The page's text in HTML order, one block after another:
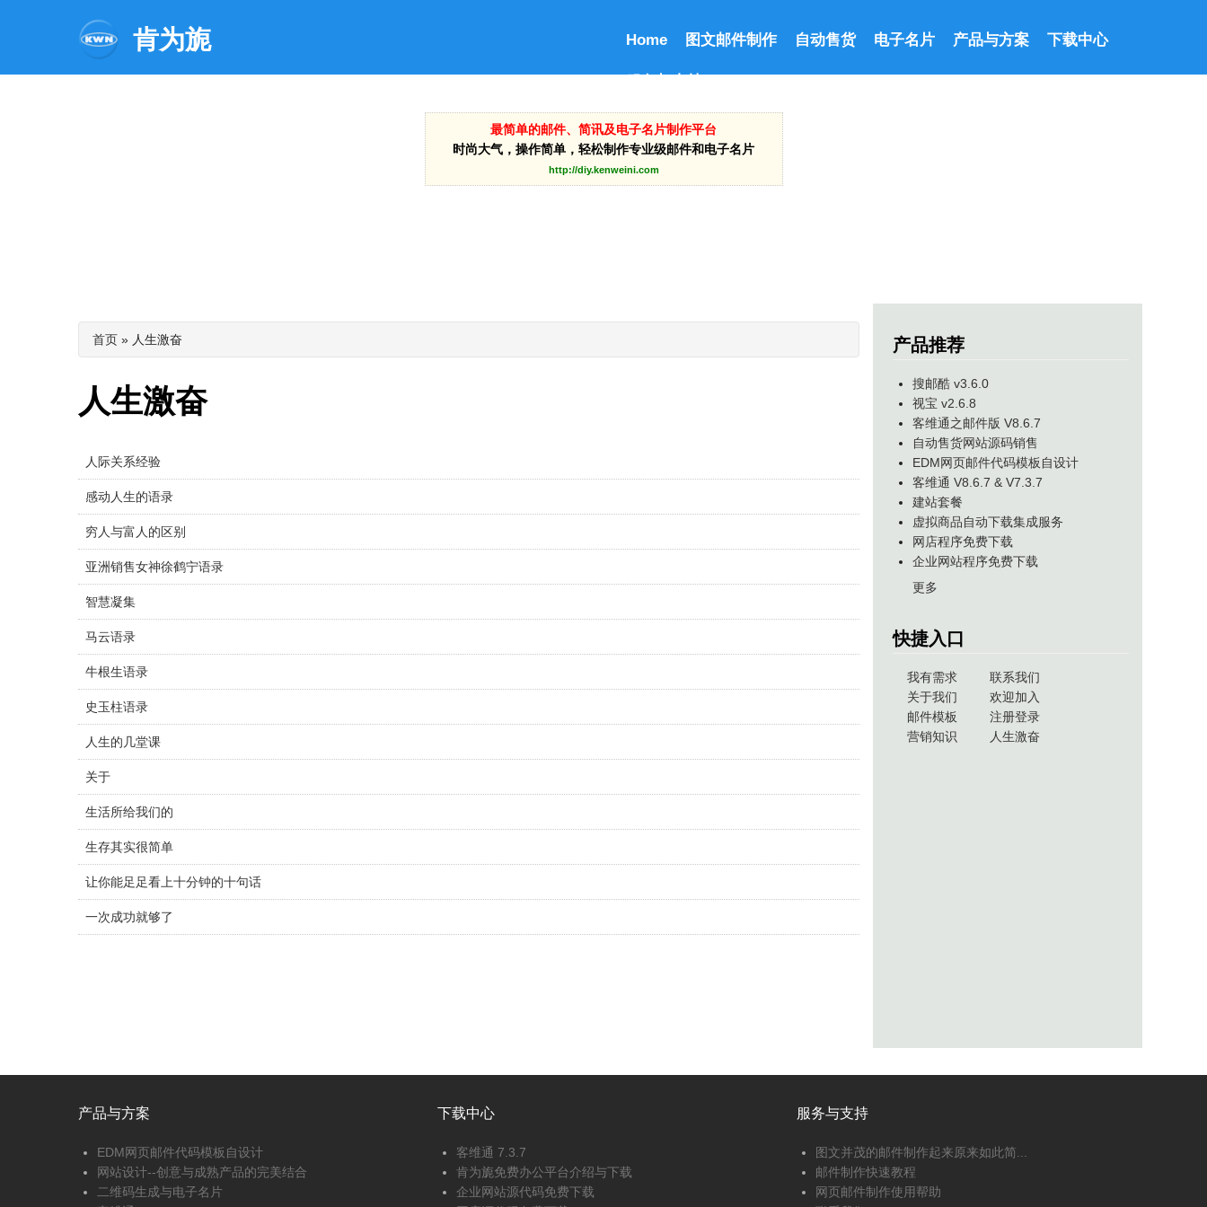
肯为旎 Home 图文邮件制作 自动售货 电子名片 产品与方案 下载中心
最简单的邮件、简讯及电子名片制作平台
时尚大气，操作简单，轻松制作专业级邮件和电子名片
http://diy.kenweini.com
你在这里
首页 » 人生激奋
人生激奋
人际关系经验
感动人生的语录
穷人与富人的区别
亚洲销售女神徐鹤宁语录
智慧凝集
马云语录
牛根生语录
史玉柱语录
人生的几堂课
关于
生活所给我们的
生存其实很简单
让你能足足看上十分钟的十句话
一次成功就够了
产品推荐
搜邮酷 v3.6.0
视宝 v2.6.8
客维通之邮件版 V8.6.7
自动售货网站源码销售
EDM网页邮件代码模板自设计
客维通 V8.6.7 & V7.3.7
建站套餐
虚拟商品自动下载集成服务
网店程序免费下载
企业网站程序免费下载
更多
快捷入口
我有需求
联系我们
关于我们
欢迎加入
邮件模板
注册登录
营销知识
人生激奋
产品与方案
EDM网页邮件代码模板自设计
网站设计--创意与成熟产品的完美结合
二维码生成与电子名片
下载中心
客维通 7.3.7
肯为旎免费办公平台介绍与下载
企业网站源代码免费下载
服务与支持
图文并茂的邮件制作起来原来如此简...
邮件制作快速教程
网页邮件制作使用帮助